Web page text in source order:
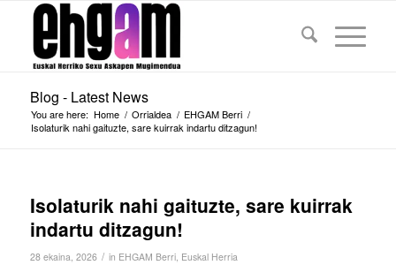
Blog - Latest News
You are here: Home / Orrialdea / EHGAM Berri /
Isolaturik nahi gaituzte, sare kuirrak indartu ditzagun!
Isolaturik nahi gaituzte, sare kuirrak
indartu ditzagun!
28 ekaina, 2026 / in EHGAM Berri, Euskal Herria